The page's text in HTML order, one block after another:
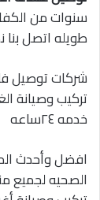
سنوات من
طويله اتصل
شركات توصيل
تركيب وصيانة
خدمه ٢٤ساعه
افضل وأحدث
الصحيه